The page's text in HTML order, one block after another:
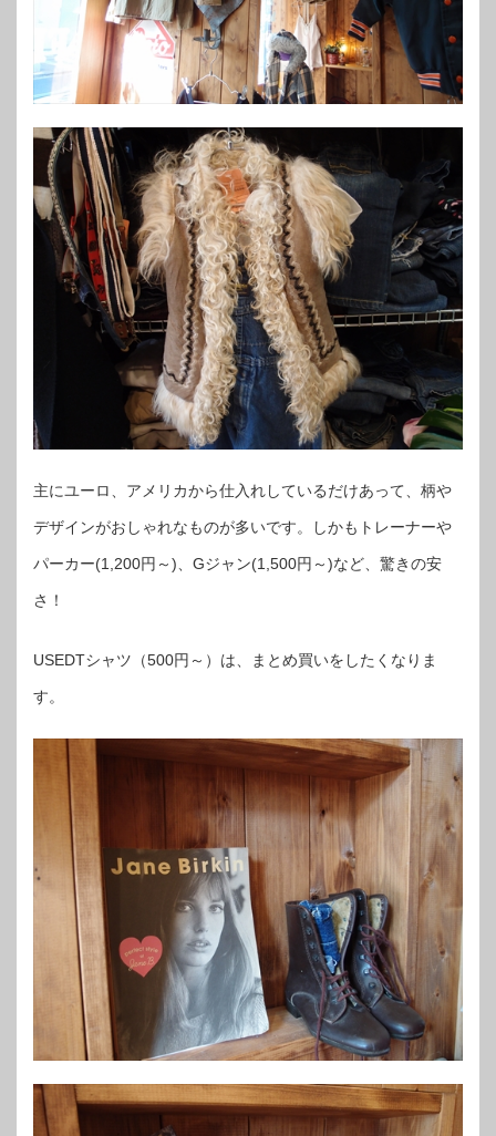
主にユーロ、アメリカから仕入れしているだけあって、柄や
デザインがおしゃれなものが多いです。しかもトレーナーや
パーカー(1,200円～)、Gジャン(1,500円～)など、驚きの安
さ！
USEDTシャツ（500円～）は、まとめ買いをしたくなりま
す。